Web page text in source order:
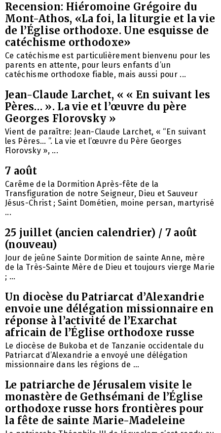
Recension: Hiéromoine Grégoire du
Mont-Athos, «La foi, la liturgie et la vie
de l’Église orthodoxe. Une esquisse de
catéchisme orthodoxe»
Ce catéchisme est particulièrement bienvenu pour les
parents en attente, pour leurs enfants d’un
catéchisme orthodoxe fiable, mais aussi pour ...
Jean-Claude Larchet, « « En suivant les
Pères… ». La vie et l’œuvre du père
Georges Florovsky »
Vient de paraître: Jean-Claude Larchet, « “En suivant
les Pères… ”. La vie et l’œuvre du Père Georges
Florovsky », ...
7 août
Carême de la Dormition Après-fête de la
Transfiguration de notre Seigneur, Dieu et Sauveur
Jésus-Christ ; Saint Dométien, moine persan, martyrisé
...
25 juillet (ancien calendrier) / 7 août
(nouveau)
Jour de jeûne Sainte Dormition de sainte Anne, mère
de la Très-Sainte Mère de Dieu et toujours vierge Marie
; ...
Un diocèse du Patriarcat d’Alexandrie
envoie une délégation missionnaire en
réponse à l’activité de l’Exarchat
africain de l’Église orthodoxe russe
Le diocèse de Bukoba et de Tanzanie occidentale du
Patriarcat d’Alexandrie a envoyé une délégation
missionnaire dans les régions de ...
Le patriarche de Jérusalem visite le
monastère de Gethsémani de l’Église
orthodoxe russe hors frontières pour
la fête de sainte Marie-Madeleine